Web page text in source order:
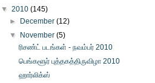
▼ 2010 (145)
►
December(12)
▼
November(5)
ரிசண்ட் படங்கள் - நவம்பர் 2010
பெங்களூர் புத்தகத்திருவிழா 2010
ஹார்லிக்ஸ்